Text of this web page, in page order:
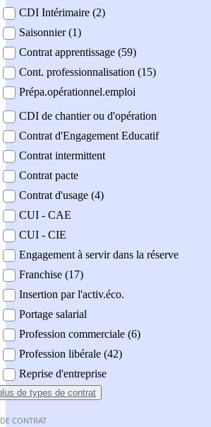
CDI Intérimaire (2)
Saisonnier (1)
Contrat apprentissage (59)
Cont. professionnalisation (15)
Prépa.opérationnel.emploi
CDI de chantier ou d'opération
Contrat d'Engagement Educatif
Contrat intermittent
Contrat pacte
Contrat d'usage (4)
CUI - CAE
CUI - CIE
Engagement à servir dans la réserve
Franchise (17)
Insertion par l'activ.éco.
Portage salarial
Profession commerciale (6)
Profession libérale (42)
Reprise d'entreprise
de types de contrat
CONTRAT